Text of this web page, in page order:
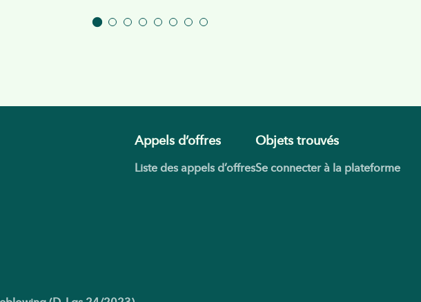
Appels d’offres
Liste des appels d’offres
Objets trouvés
Se connecter à la plateforme